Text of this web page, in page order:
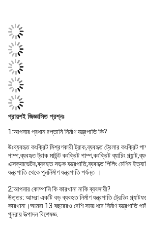
প্রায়শই জিজ্ঞাসিত প্রশ্নঃ
1:আপনার প্রধান রপ্তানি নির্মাণ যন্ত্রপাতি কি?
উঃব্যবহৃত কংক্রিট মিশ্রণকারী ট্রাক,ব্যবহৃত ট্রেলার কংক্রিট
পাম্প,ব্যবহৃত ট্রাক মাউন্ট কংক্রিট পাম্প,কংক্রিট ব্যাচিং
এক্সক্যাভেটর,ব্যবহৃত সড়ক যন্ত্রপাতি,ব্যবহৃত পিলিং মেশিন
যন্ত্রপাতি থেকে পুনর্নির্মাণ যন্ত্রপাতি পর্যন্ত ।
2:আপনার কোম্পানি কি কারখানা নাকি ব্যবসায়ী?
উত্তর: আমরা একটি বড় ব্যবহৃত নির্মাণ যন্ত্রপাতি ট্রেডিং
কারখানা।আমরা 13 বছরেরও বেশি সময় ধরে নির্মাণ যন্ত্রপাতি
পুনরায় উত্পাদন বিশেষজ্ঞ.